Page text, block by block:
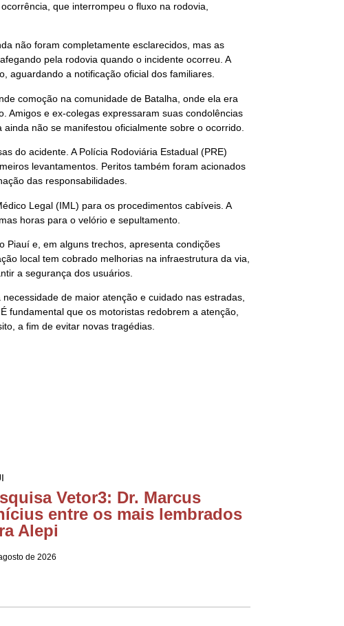
que interrompeu o fluxo na rodovia,
não foram completamente esclarecidos, mas as
pela rodovia quando o incidente ocorreu. A
aguardando a notificação oficial dos familiares.
comoção na comunidade de Batalha, onde ela era
Amigos e ex-colegas expressaram suas condolências
não se manifestou oficialmente sobre o ocorrido.
do acidente. A Polícia Rodoviária Estadual (PRE)
levantamentos. Peritos também foram acionados
das responsabilidades.
Legal (IML) para os procedimentos cabíveis. A
horas para o velório e sepultamento.
Piauí e, em alguns trechos, apresenta condições
local tem cobrado melhorias na infraestrutura da via,
a segurança dos usuários.
de maior atenção e cuidado nas estradas,
fundamental que os motoristas redobrem a atenção,
a fim de evitar novas tragédias.
Vetor3: Dr. Marcus
entre os mais lembrados
Alepi
de 2026